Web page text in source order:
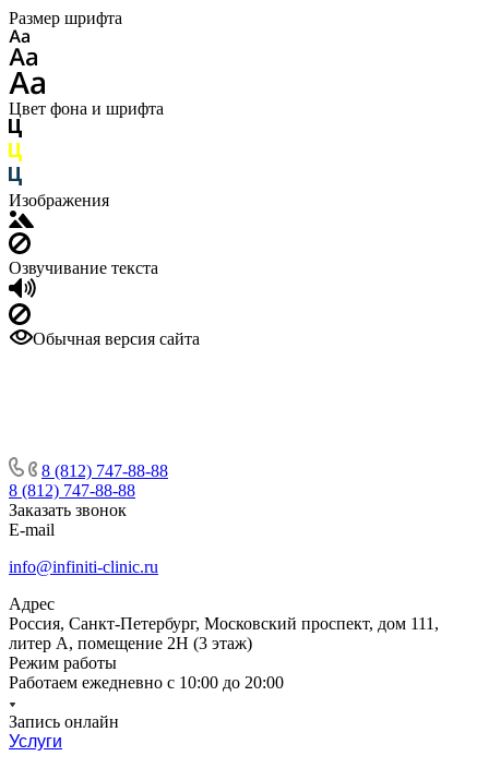
Размер шрифта
Цвет фона и шрифта
Изображения
Озвучивание текста
Обычная версия сайта
8 (812) 747-88-88
8 (812) 747-88-88
Заказать звонок
E-mail
info@infiniti-clinic.ru
Адрес
Россия, Санкт-Петербург, Московский проспект, дом 111,
литер А, помещение 2Н (3 этаж)
Режим работы
Работаем ежедневно с 10:00 до 20:00
Запись онлайн
Услуги